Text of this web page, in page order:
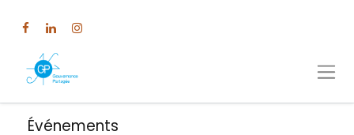
Événements